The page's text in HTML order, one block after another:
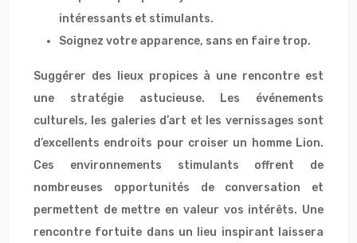
intéressants et stimulants.
Soignez votre apparence, sans en faire trop.
Suggérer des lieux propices à une rencontre est
une stratégie astucieuse. Les événements
culturels, les galeries d’art et les vernissages sont
d’excellents endroits pour croiser un homme Lion.
Ces environnements stimulants offrent de
nombreuses opportunités de conversation et
permettent de mettre en valeur vos intérêts. Une
rencontre fortuite dans un lieu inspirant laissera